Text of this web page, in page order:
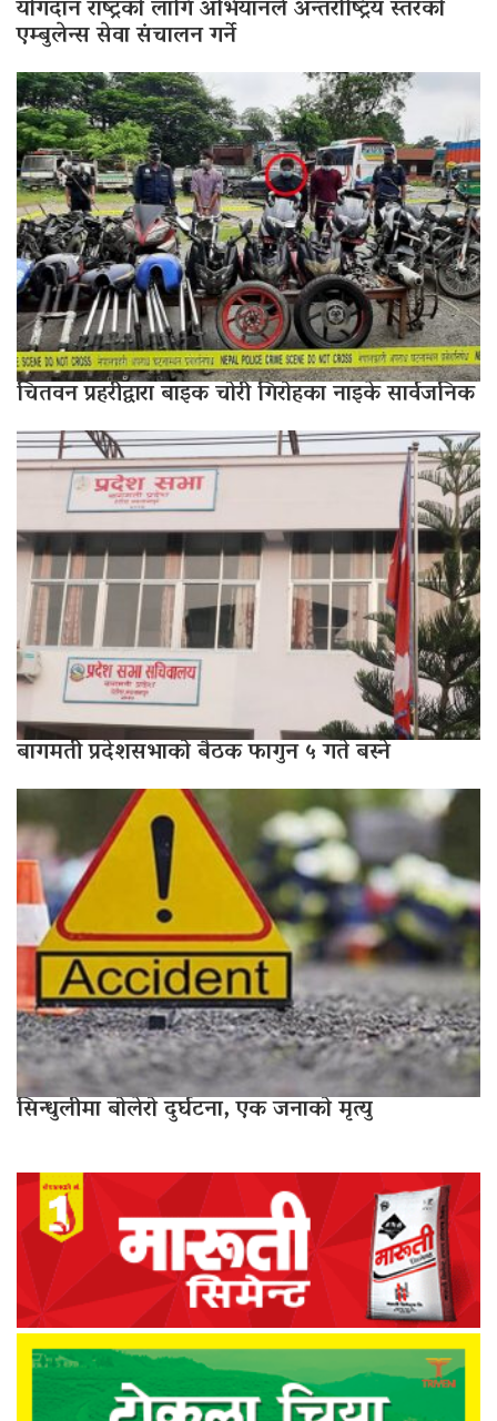
योगदान राष्ट्रको लागि अभियानले अन्तर्राष्ट्रिय स्तरको
एम्बुलेन्स सेवा संचालन गर्ने
चितवन प्रहरीद्वारा बाइक चोरी गिरोहका नाइके सार्वजनिक
बागमती प्रदेशसभाको बैठक फागुन ५ गते बस्ने
सिन्धुलीमा बोलेरो दुर्घटना, एक जनाको मृत्यु